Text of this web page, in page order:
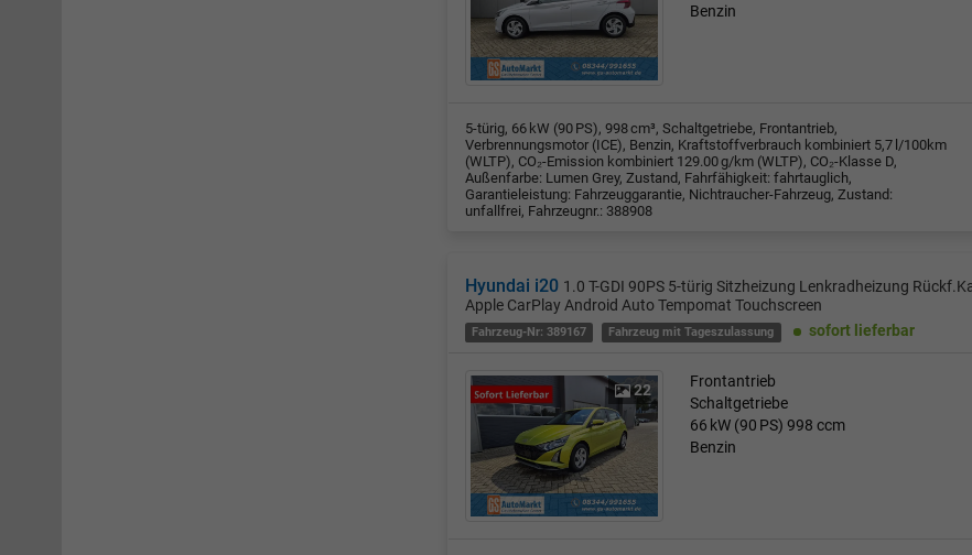
Benzin
5-türig, 66 kW (90 PS), 998 cm³, Schaltgetriebe, Frontantrieb,
Verbrennungsmotor (ICE), Benzin, Kraftstoffverbrauch kombiniert 5,7 l/100km
(WLTP), CO₂-Emission kombiniert 129.00 g/km (WLTP), CO₂-Klasse D,
Außenfarbe: Lumen Grey, Zustand, Fahrfähigkeit: fahrtauglich,
Garantieleistung: Fahrzeuggarantie, Nichtraucher-Fahrzeug, Zustand:
unfallfrei, Fahrzeugnr.: 388908
Hyundai i20 1.0 T-GDI 90PS 5-türig Sitzheizung Lenkradheizung
Apple CarPlay Android Auto Tempomat Touchscreen
Fahrzeug-Nr: 389167 Fahrzeug mit Tageszulassung sofort lieferbar
22
Frontantrieb
Schaltgetriebe
66 kW (90 PS) 998 ccm
Benzin